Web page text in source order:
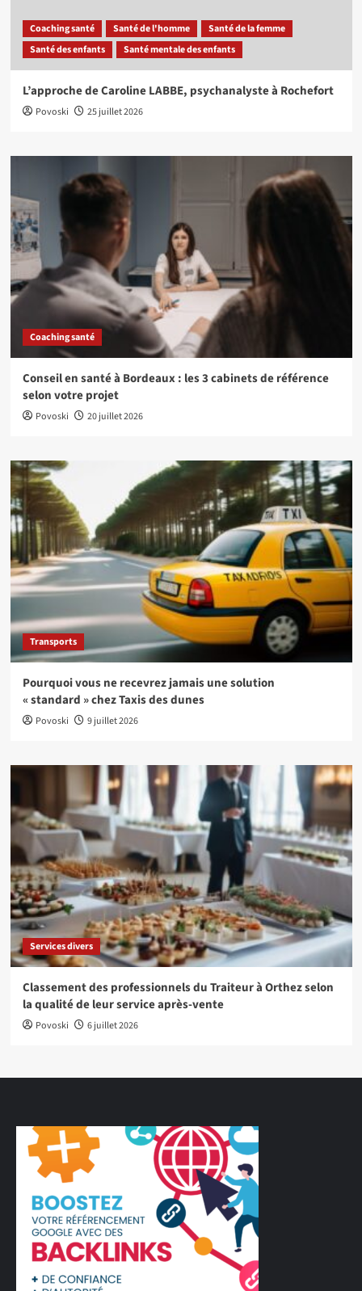
Coaching santé Santé de l'homme
Santé de la femme
Santé des enfants
Santé mentale des enfants
L’approche de Caroline LABBE, psychanalyste à Rochefort
Povoski 25 juillet 2026
Coaching santé
Conseil en santé à Bordeaux : les 3 cabinets de référence
selon votre projet
Povoski 20 juillet 2026
Transports
Pourquoi vous ne recevrez jamais une solution
« standard » chez Taxis des dunes
Povoski 9 juillet 2026
Services divers
Classement des professionnels du Traiteur à Orthez selon
la qualité de leur service après-vente
Povoski 6 juillet 2026